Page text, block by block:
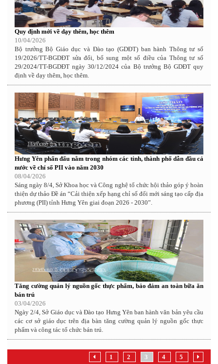
Quy định mới về dạy thêm, học thêm
10/04/2026
Bộ trưởng Bộ Giáo dục và Đào tạo (GDĐT) ban hành Thông tư số
19/2026/TT-BGDĐT sửa đổi, bổ sung một số điều của Thông tư số
29/2024/TT-BGDĐT ngày 30/12/2024 của Bộ trưởng Bộ GDĐT quy
định về dạy thêm, học thêm.
Hưng Yên phấn đấu nằm trong nhóm các tỉnh, thành phố dẫn đầu cả
nước về chỉ số PII vào năm 2030
08/04/2026
Sáng ngày 8/4, Sở Khoa học và Công nghệ tổ chức hội thảo góp ý hoàn
thiện dự thảo Đề án “Cải thiện xếp hạng chỉ số đổi mới sáng tạo cấp địa
phương (PII) tỉnh Hưng Yên giai đoạn 2026 - 2030”.
Tăng cường quản lý nguồn gốc thực phẩm, bảo đảm an toàn bữa ăn
bán trú
03/04/2026
Ngày 2/4, Sở Giáo dục và Đào tạo Hưng Yên ban hành văn bản yêu cầu
các cơ sở giáo dục trên địa bàn tăng cường quản lý nguồn gốc thực
phẩm và công tác tổ chức bán trú.
1 2 3 4 5